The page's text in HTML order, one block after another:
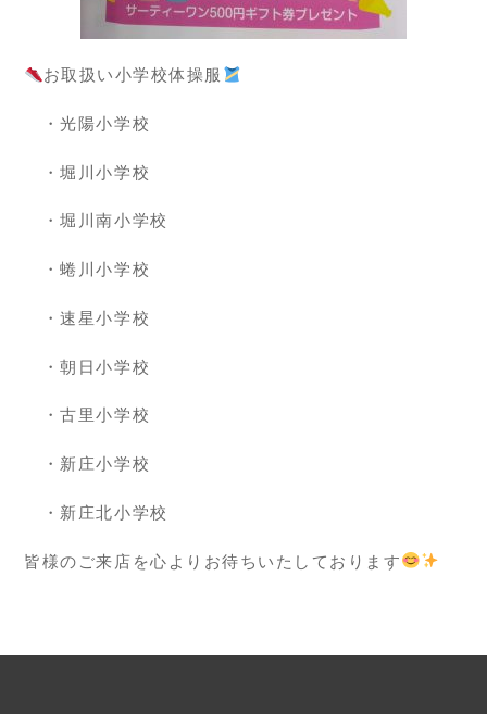
お取扱い小学校体操服
・光陽小学校
・堀川小学校
・堀川南小学校
・蜷川小学校
・速星小学校
・朝日小学校
・古里小学校
・新庄小学校
・新庄北小学校
皆様のご来店を心よりお待ちいたしております